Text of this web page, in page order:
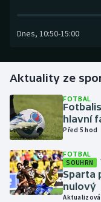
Florbal
Futsal
Golf
Gymnastika
Dnes, 10:50-15:00
Aktuality ze
FOTBAL
hlavní
Před 5 hod
FOTBAL
SOUHRN
Sparta
nulový